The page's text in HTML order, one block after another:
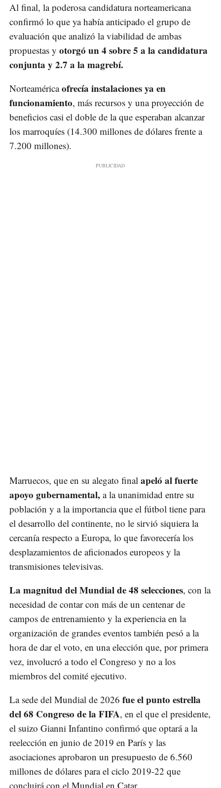
Al final, la poderosa candidatura norteamericana
confirmó lo que ya había anticipado el grupo de
evaluación que analizó la viabilidad de ambas
propuestas y otorgó un 4 sobre 5 a la candidatura
conjunta y 2.7 a la magrebí.
Norteaméricaofrecía instalaciones ya en
funcionamiento, más recursos y una proyección de
beneficios casi el doble de la que esperaban alcanzar
los marroquíes (14.300 millones de dólares frente a
7.200 millones).
Marruecos, que en su alegato final apeló al fuerte
apoyo gubernamental, a la unanimidad entre su
población y a la importancia que el fútbol tiene para
el desarrollo del continente, no le sirvió siquiera la
cercanía respecto a Europa, lo que favorecería los
desplazamientos de aficionados europeos y la
transmisiones televisivas.
La magnitud del Mundial de 48 selecciones, con la
necesidad de contar con más de un centenar de
campos de entrenamiento y la experiencia en la
organización de grandes eventos también pesó a la
hora de dar el voto, en una elección que, por primera
vez, involucró a todo el Congreso y no a los
miembros del comité ejecutivo.
La sede del Mundial de 2026 fue el punto estrella
del 68 Congreso de la FIFA, en el que el presidente,
el suizo Gianni Infantino confirmó que optará a la
reelección en junio de 2019 en París y las
asociaciones aprobaron un presupuesto de 6.560
millones de dólares para el ciclo 2019-22 que
concluirá con el Mundial en Catar.